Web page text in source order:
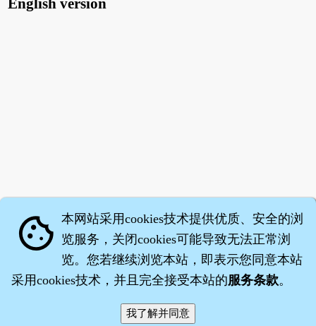
English version
·沈药子©2008～2026
cookie 本网站采用cookies技术提供优质、安全的浏
览服务，关闭cookies可能导致无法正常浏
览。您若继续浏览本站，即表示您同意本站
采用cookies技术，并且完全接受本站的服务条款。